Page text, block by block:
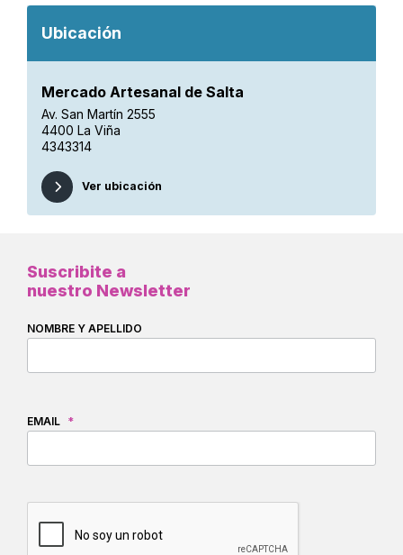
Ubicación
Mercado Artesanal de Salta
Av. San Martín 2555
4400 La Viña
4343314
Ver ubicación
Suscribite a
nuestro Newsletter
NOMBRE Y APELLIDO
EMAIL *